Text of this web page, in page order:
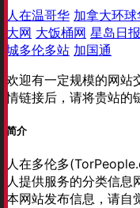
人在温哥华 加拿大环
大网 大饭桶网 星岛日报
城多伦多站 加国通
欢迎有一定规模的网站
情链接后，请将贵站的
简介
人在多伦多
人提供服务的分类信息
本网站发布信息，请自